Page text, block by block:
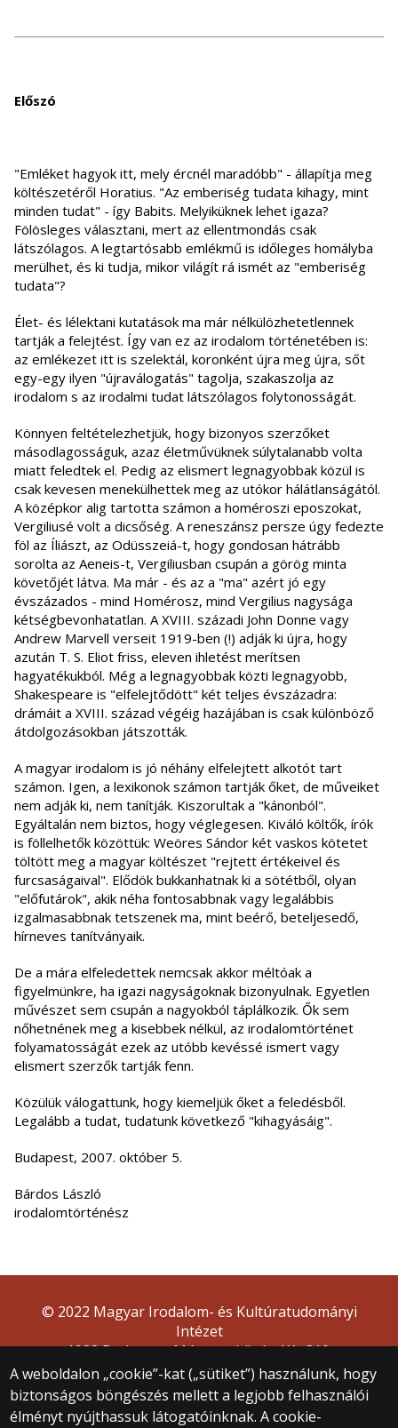
Előszó
"Emléket hagyok itt, mely ércnél maradóbb" - állapítja meg
költészetéről Horatius. "Az emberiség tudata kihagy, mint
minden tudat" - így Babits. Melyiküknek lehet igaza?
Fölösleges választani, mert az ellentmondás csak
látszólagos. A legtartósabb emlékmű is időleges homályba
merülhet, és ki tudja, mikor világít rá ismét az "emberiség
tudata"?
Élet- és lélektani kutatások ma már nélkülözhetetlennek
tartják a felejtést. Így van ez az irodalom történetében is:
az emlékezet itt is szelektál, koronként újra meg újra, sőt
egy-egy ilyen "újraválogatás" tagolja, szakaszolja az
irodalom s az irodalmi tudat látszólagos folytonosságát.
Könnyen feltételezhetjük, hogy bizonyos szerzőket
másodlagosságuk, azaz életművüknek súlytalanabb volta
miatt feledtek el. Pedig az elismert legnagyobbak közül is
csak kevesen menekülhettek meg az utókor hálátlanságától.
A középkor alig tartotta számon a homéroszi eposzokat,
Vergiliusé volt a dicsőség. A reneszánsz persze úgy fedezte
föl az Íliászt, az Odüsszeiá-t, hogy gondosan hátrább
sorolta az Aeneis-t, Vergiliusban csupán a görög minta
követőjét látva. Ma már - és az a "ma" azért jó egy
évszázados - mind Homérosz, mind Vergilius nagysága
kétségbevonhatatlan. A XVIII. századi John Donne vagy
Andrew Marvell verseit 1919-ben (!) adják ki újra, hogy
azután T. S. Eliot friss, eleven ihletést merítsen
hagyatékukból. Még a legnagyobbak közti legnagyobb,
Shakespeare is "elfelejtődött" két teljes évszázadra:
drámáit a XVIII. század végéig hazájában is csak különböző
átdolgozásokban játszották.
A magyar irodalom is jó néhány elfelejtett alkotót tart
számon. Igen, a lexikonok számon tartják őket, de műveiket
nem adják ki, nem tanítják. Kiszorultak a "kánonból".
Egyáltalán nem biztos, hogy véglegesen. Kiváló költők, írók
is föllelhetők közöttük: Weöres Sándor két vaskos kötetet
töltött meg a magyar költészet "rejtett értékeivel és
furcsaságaival". Elődök bukkanhatnak ki a sötétből, olyan
"előfutárok", akik néha fontosabbnak vagy legalábbis
izgalmasabbnak tetszenek ma, mint beérő, beteljesedő,
hírneves tanítványaik.
De a mára elfeledettek nemcsak akkor méltóak a
figyelmünkre, ha igazi nagyságoknak bizonyulnak. Egyetlen
művészet sem csupán a nagyokból táplálkozik. Ők sem
nőhetnének meg a kisebbek nélkül, az irodalomtörténet
folyamatosságát ezek az utóbb kevéssé ismert vagy
elismert szerzők tartják fenn.
Közülük válogattunk, hogy kiemeljük őket a feledésből.
Legalább a tudat, tudatunk következő "kihagyásáig".
Budapest, 2007. október 5.
Bárdos László
irodalomtörténész
A weboldalon „cookie”-kat („sütiket”) használunk, hogy
biztonságos böngészés mellett a legjobb felhasználói
élményt nyújthassuk látogatóinknak. A cookie-
© 2022 Magyar Irodalom- és Kultúratudományi
Intézet
1088 Budapest, Múzeum körút 4/A, 310.